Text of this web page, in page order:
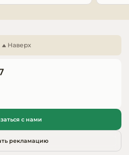
Наверх
с нами
рекламацию